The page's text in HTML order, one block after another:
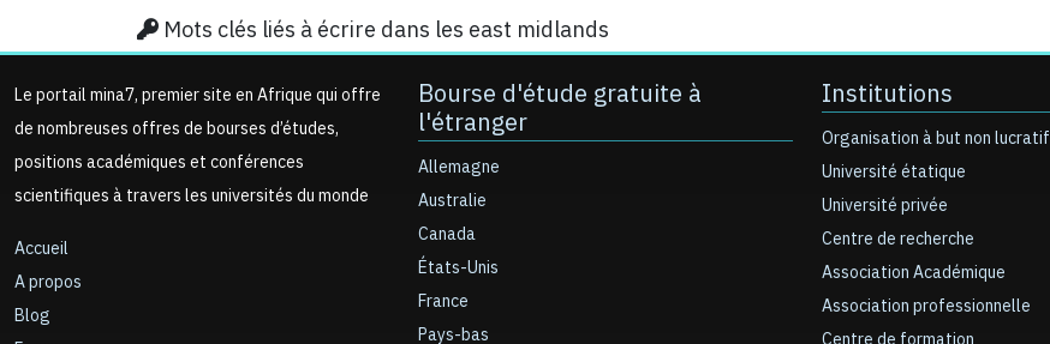
Mots clés liés à écrire dans les east midlands
Le portail mina7, premier site en Afrique qui offre
de nombreuses offres de bourses d’études,
positions académiques et conférences
scientifiques à travers les universités du monde
Accueil
A propos
Blog
Bourse d'étude gratuite à
l'étranger
Allemagne
Australie
Canada
États-Unis
France
Pays-bas
Institutions
Organisation à but non lucratif
Université étatique
Université privée
Centre de recherche
Association Académique
Association professionnelle